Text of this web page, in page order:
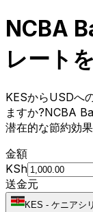
NCBA
レート
KESからUSDへ
ますか?NCBA
潜在的な節約効
金額
KSh
送金元
KES - ケニアシ